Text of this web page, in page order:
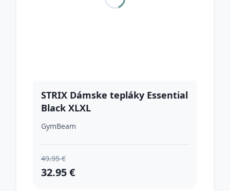
STRIX Dámske tepláky Essential
Black XLXL
GymBeam
49.95 €
32.95 €